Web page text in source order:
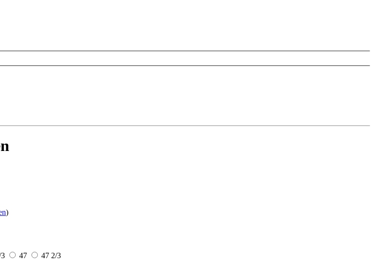
)
47
47 2/3